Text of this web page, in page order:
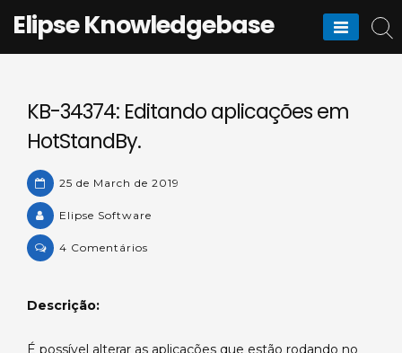
Elipse Knowledgebase
KB-34374: Editando aplicações em
HotStandBy.
25 de March de 2019
Elipse Software
4 Comentários
Descrição:
É possível alterar as aplicações que estão rodando no